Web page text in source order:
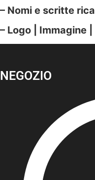
– Nomi e scritte
– Logo | Immagine
NEGOZIO